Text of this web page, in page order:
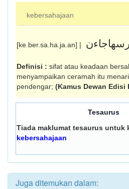
kebersahajaan
[ke.ber.sa.ha.ja.an] |
Definisi : sifat atau keadaan
menyampaikan ceramah itu
pendengar; (Kamus Dewan Edisi
Tesaurus
Tiada maklumat tesaurus untuk
kebersahajaan
Juga ditemukan dalam: